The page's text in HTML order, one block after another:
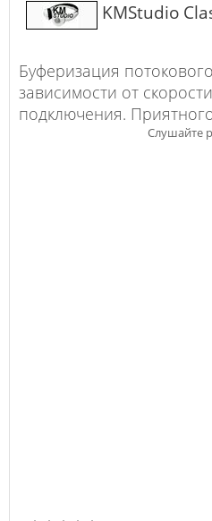
KMStudio
Буферизация
зависимости от
подключения.
Слушайте